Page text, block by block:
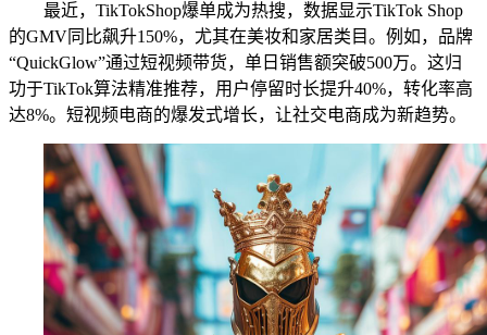
最近，TikTokShop爆单成为热搜，数据显示TikTok Shop
的GMV同比飙升150%，尤其在美妆和家居类目。例如，品牌
“QuickGlow”通过短视频带货，单日销售额突破500万。这归
功于TikTok算法精准推荐，用户停留时长提升40%，转化率高
达8%。短视频电商的爆发式增长，让社交电商成为新趋势。